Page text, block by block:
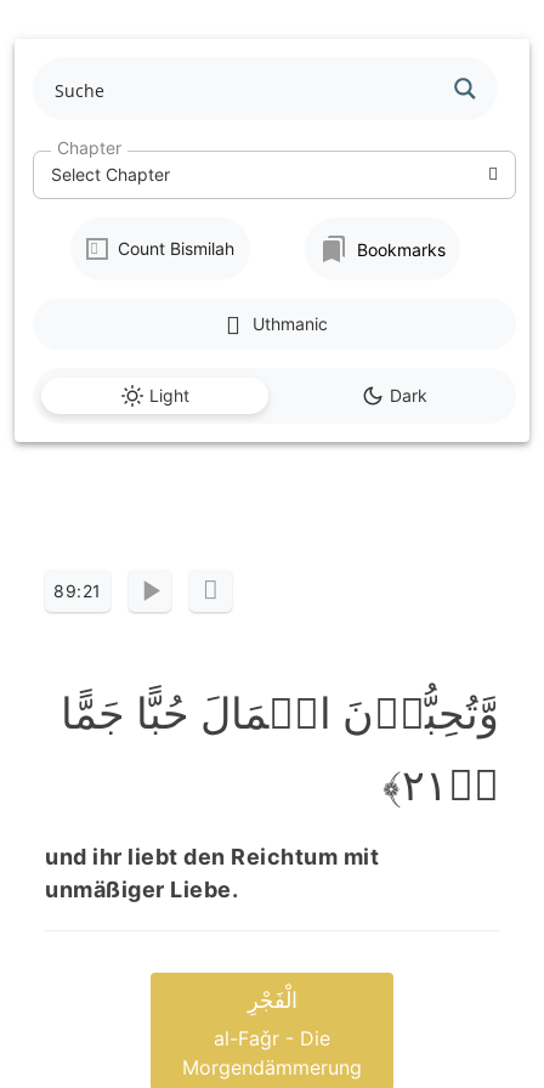
to
content
Chapter
Select Chapter
Count Bismilah Bookmarks
Light Dark
Uthmanic
89:21
وَّتُحِبُّوۡنَ الۡمَالَ حُبًّا جَمًّا
﴿ؕ۲۱﴾
und ihr liebt den Reichtum mit
unmäßiger Liebe.
الْفَجْرِ
al-Faǧr - Die
Morgendämmerung